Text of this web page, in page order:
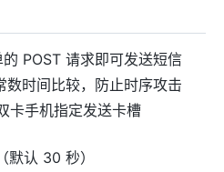
的 POST 请求即可发送短信
数时间比较，防止时序攻击
卡手机指定发送卡槽
默认 30 秒）